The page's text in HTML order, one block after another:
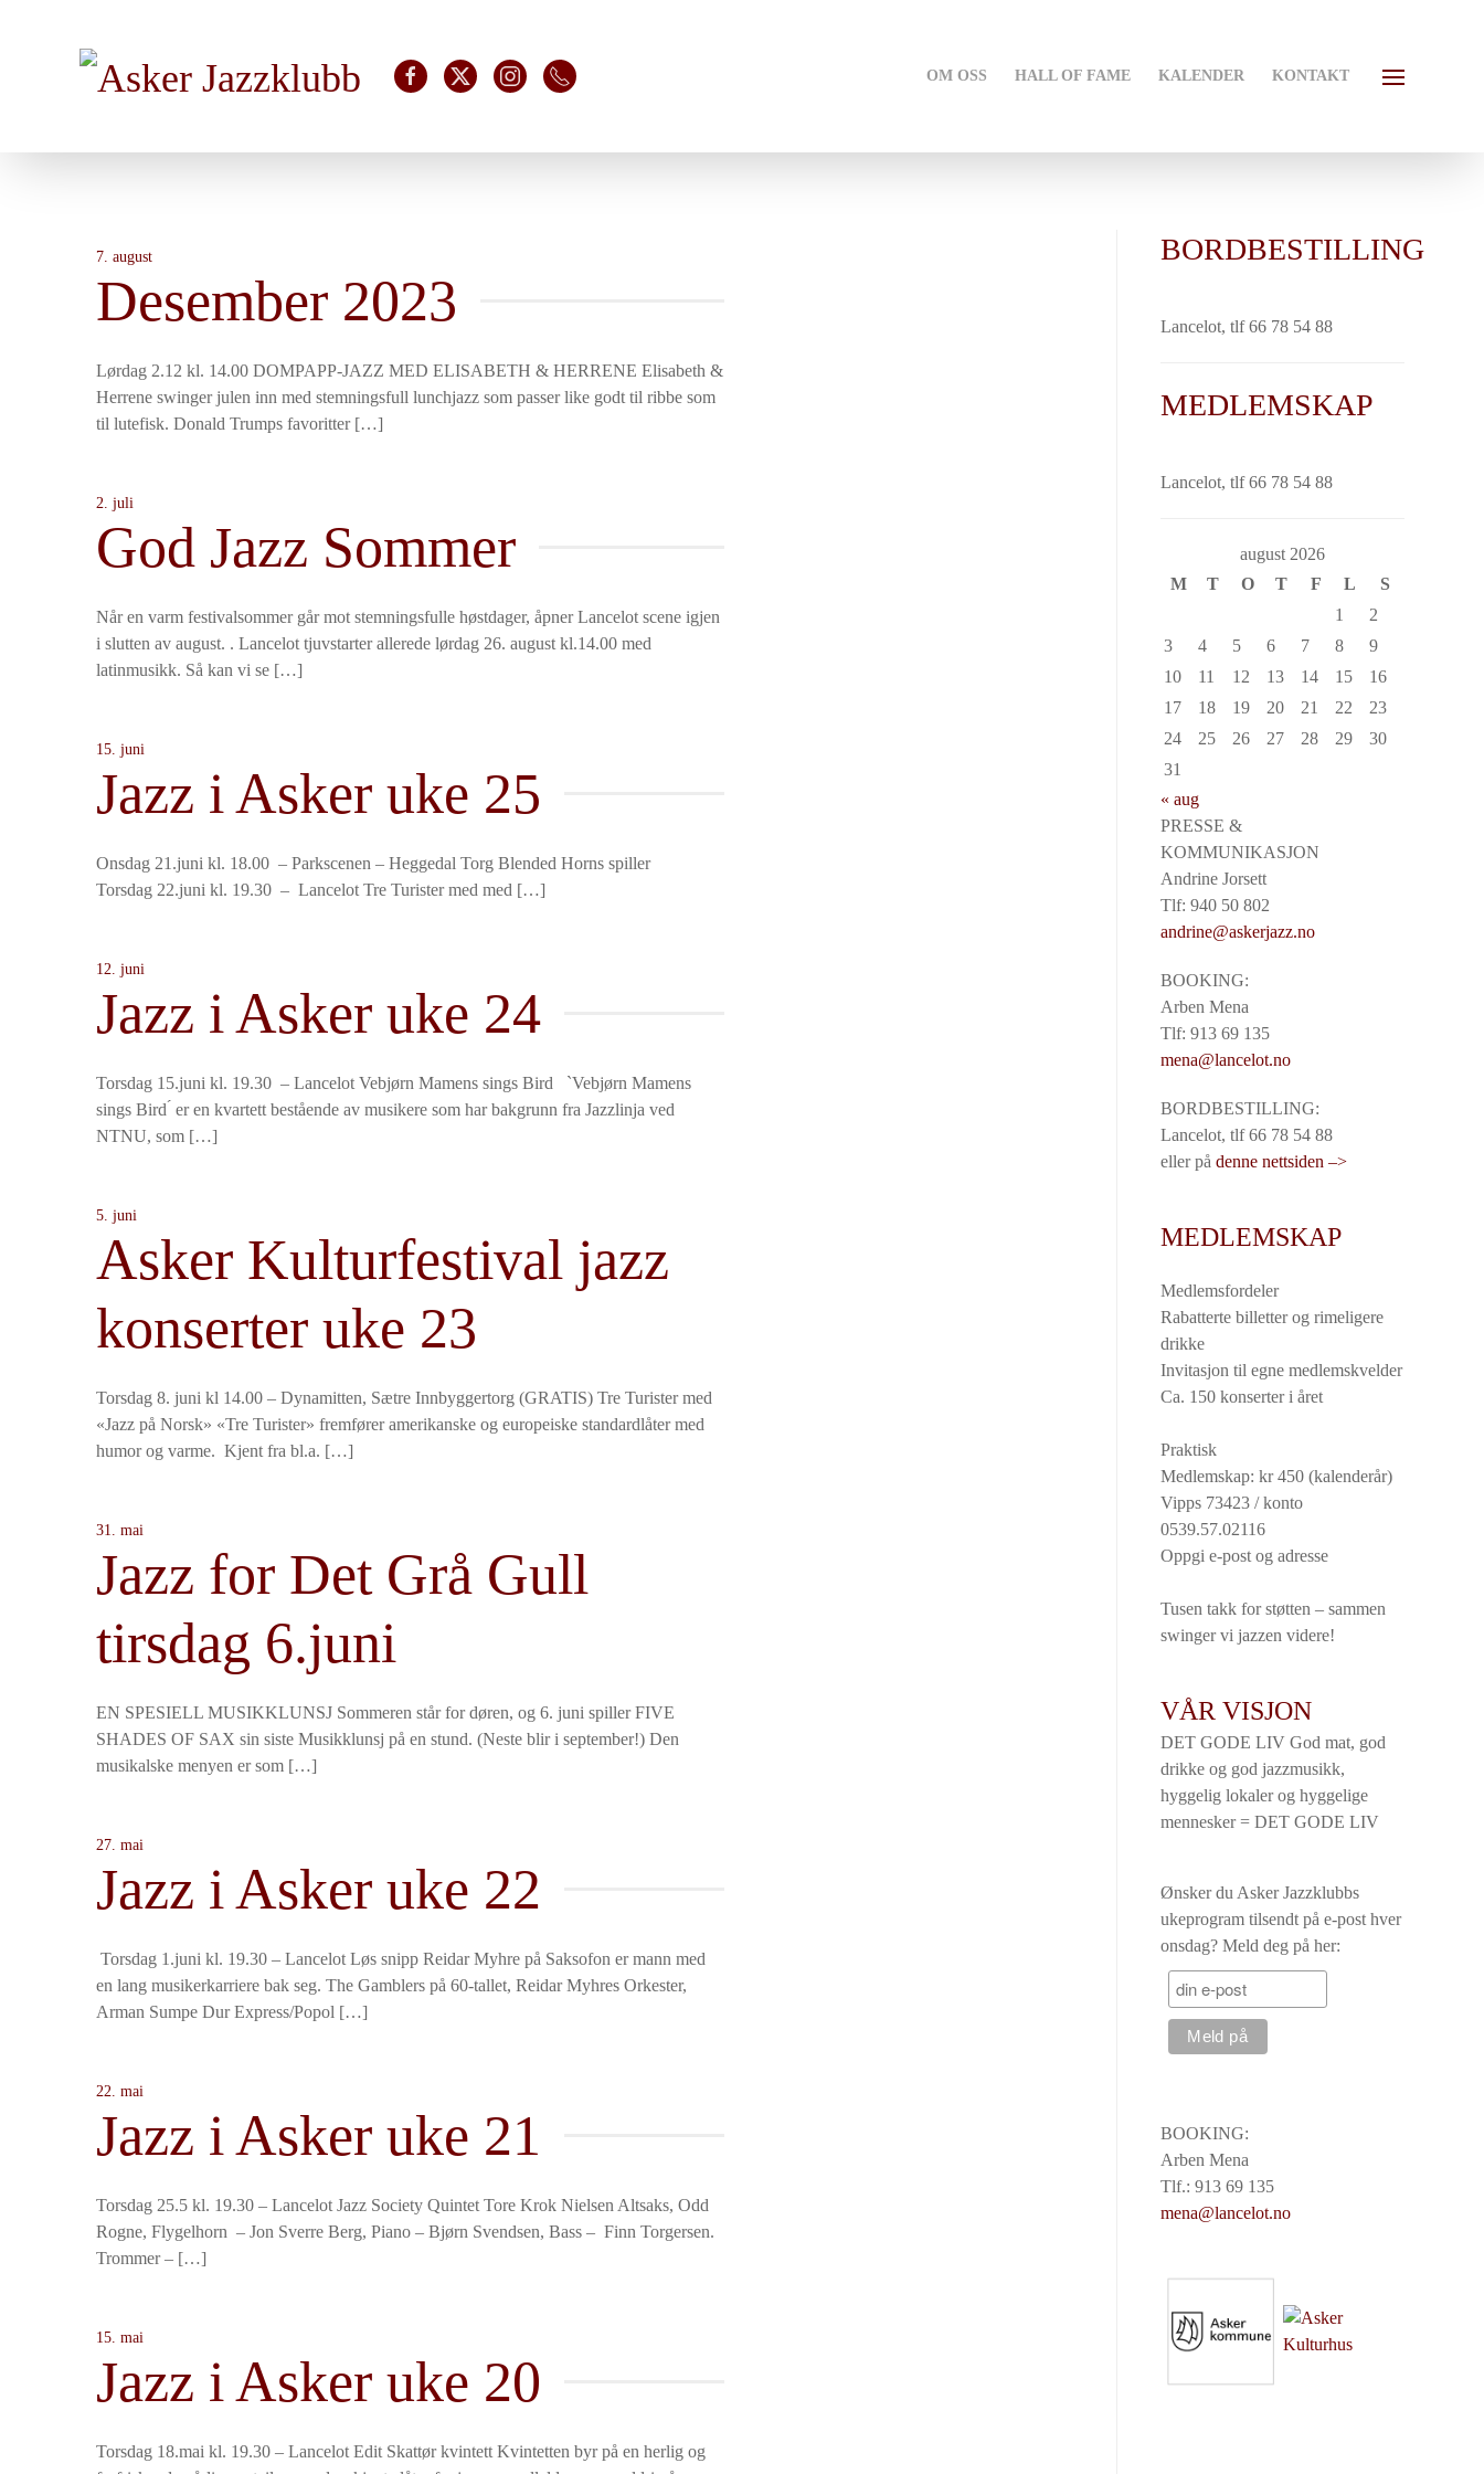
Skip to main content
OM OSS HALL OF FAME KALENDER KONTAKT
7. august
Desember 2023
Lørdag 2.12 kl. 14.00 DOMPAPP-JAZZ MED ELISABETH & HERRENE Elisabeth &
Herrene swinger julen inn med stemningsfull lunchjazz som passer like godt til ribbe som
til lutefisk. Donald Trumps favoritter […]
2. juli
God Jazz Sommer
Når en varm festivalsommer går mot stemningsfulle høstdager, åpner Lancelot scene igjen
i slutten av august. . Lancelot tjuvstarter allerede lørdag 26. august kl.14.00 med
latinmusikk. Så kan vi se […]
15. juni
Jazz i Asker uke 25
Onsdag 21.juni kl. 18.00 – Parkscenen – Heggedal Torg Blended Horns spiller
Torsdag 22.juni kl. 19.30 – Lancelot Tre Turister med med […]
12. juni
Jazz i Asker uke 24
Torsdag 15.juni kl. 19.30 – Lancelot Vebjørn Mamens sings Bird `Vebjørn Mamens
sings Bird ́ er en kvartett bestående av musikere som har bakgrunn fra Jazzlinja ved
NTNU, som […]
5. juni
Asker Kulturfestival jazz
konserter uke 23
Torsdag 8. juni kl 14.00 – Dynamitten, Sætre Innbyggertorg (GRATIS) Tre Turister med
«Jazz på Norsk» «Tre Turister» fremfører amerikanske og europeiske standardlåter med
humor og varme. Kjent fra bl.a. […]
31. mai
Jazz for Det Grå Gull
tirsdag 6.juni
EN SPESIELL MUSIKKLUNSJ Sommeren står for døren, og 6. juni spiller FIVE
SHADES OF SAX sin siste Musikklunsj på en stund. (Neste blir i september!) Den
musikalske menyen er som […]
27. mai
Jazz i Asker uke 22
Torsdag 1.juni kl. 19.30 – Lancelot Løs snipp Reidar Myhre på Saksofon er mann med
en lang musikerkarriere bak seg. The Gamblers på 60-tallet, Reidar Myhres Orkester,
Arman Sumpe Dur Express/Popol […]
22. mai
Jazz i Asker uke 21
Torsdag 25.5 kl. 19.30 – Lancelot Jazz Society Quintet Tore Krok Nielsen Altsaks, Odd
Rogne, Flygelhorn – Jon Sverre Berg, Piano – Bjørn Svendsen, Bass – Finn Torgersen.
Trommer – […]
15. mai
Jazz i Asker uke 20
Torsdag 18.mai kl. 19.30 – Lancelot Edit Skattør kvintett Kvintetten byr på en herlig og
BORDBESTILLING
Lancelot, tlf 66 78 54 88
MEDLEMSKAP
Lancelot, tlf 66 78 54 88
august 2026
M
T O T F L
S
1
2
3
4 5 6 7 8
9
10
11 12 13 14 15
16
17
18 19 20 21 22
23
24
25 26 27 28 29
30
31
« aug
PRESSE &
KOMMUNIKASJON
Andrine Jorsett
Tlf: 940 50 802
andrine@askerjazz.no
BOOKING:
Arben Mena
Tlf: 913 69 135
mena@lancelot.no
BORDBESTILLING:
Lancelot, tlf 66 78 54 88
eller pådenne nettsiden –>
MEDLEMSKAP
Medlemsfordeler
Rabatterte billetter og rimeligere
drikke
Invitasjon til egne medlemskvelder
Ca. 150 konserter i året
Praktisk
Medlemskap: kr 450 (kalenderår)
Vipps 73423 / konto
0539.57.02116
Oppgi e-post og adresse
Tusen takk for støtten – sammen
swinger vi jazzen videre!
VÅR VISJON
DET GODE LIV God mat, god
drikke og god jazzmusikk,
hyggelig lokaler og hyggelige
mennesker = DET GODE LIV
Ønsker du Asker Jazzklubbs
ukeprogram tilsendt på e-post hver
onsdag? Meld deg på her:
BOOKING:
Arben Mena
Tlf.: 913 69 135
mena@lancelot.no